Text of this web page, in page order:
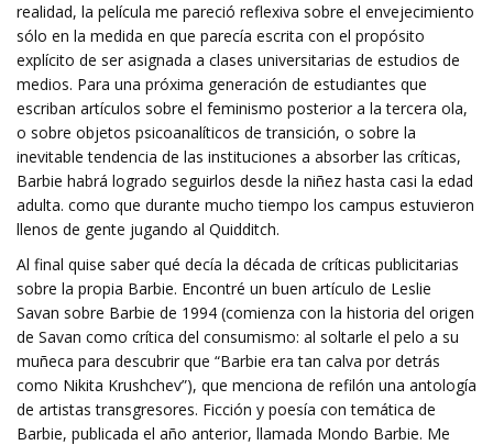
realidad, la película me pareció reflexiva sobre el envejecimiento
sólo en la medida en que parecía escrita con el propósito
explícito de ser asignada a clases universitarias de estudios de
medios. Para una próxima generación de estudiantes que
escriban artículos sobre el feminismo posterior a la tercera ola,
o sobre objetos psicoanalíticos de transición, o sobre la
inevitable tendencia de las instituciones a absorber las críticas,
Barbie habrá logrado seguirlos desde la niñez hasta casi la edad
adulta. como que durante mucho tiempo los campus estuvieron
llenos de gente jugando al Quidditch.
Al final quise saber qué decía la década de críticas publicitarias
sobre la propia Barbie. Encontré un buen artículo de Leslie
Savan sobre Barbie de 1994 (comienza con la historia del origen
de Savan como crítica del consumismo: al soltarle el pelo a su
muñeca para descubrir que “Barbie era tan calva por detrás
como Nikita Krushchev”), que menciona de refilón una antología
de artistas transgresores. Ficción y poesía con temática de
Barbie, publicada el año anterior, llamada Mondo Barbie. Me